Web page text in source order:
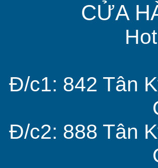
CỬA
Đ/c1: 842 Tân
Đ/c2: 888 Tân